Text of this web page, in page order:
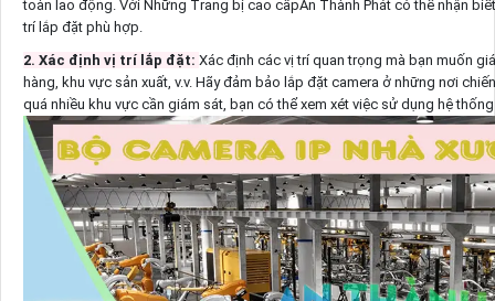
toàn lao động. Với Những Trang bị cao cấpAn Thành Phát có thể nhận
trí lắp đặt phù hợp.
2. Xác định vị trí lắp đặt: Xác định các vị trí quan trọng mà bạn muốn
hàng, khu vực sản xuất, v.v. Hãy đảm bảo lắp đặt camera ở những nơi
quá nhiều khu vực cần giám sát, bạn có thể xem xét việc sử dụng hệ